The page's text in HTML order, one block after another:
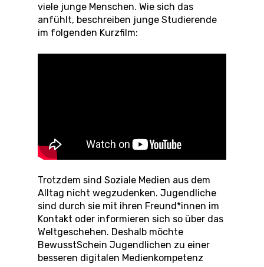
viele junge Menschen. Wie sich das
anfühlt, beschreiben junge Studierende
im folgenden Kurzfilm:
Trotzdem sind Soziale Medien aus dem
Alltag nicht wegzudenken. Jugendliche
sind durch sie mit ihren Freund*innen im
Kontakt oder informieren sich so über das
Weltgeschehen. Deshalb möchte
BewusstSchein Jugendlichen zu einer
besseren digitalen Medienkompetenz